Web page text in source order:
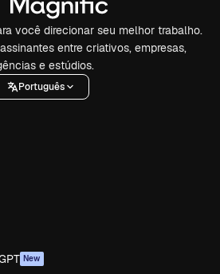
você direcionar seu melhor trabalho.
entre criativos, empresas,
e estúdios.
Português
New